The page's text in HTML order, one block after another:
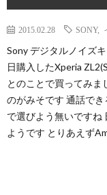
2015.02.28 SONY,
Sony デジタルノイズ
日購入したXperia
とのことで買ってみま
のがみそです 通話で
で選びよう無いですね
ようです とりあえず